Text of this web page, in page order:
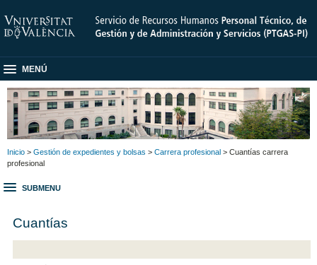
MENÚ
Inicio > Gestión de expedientes y bolsas > Carrera profesional > Cuantías carrera
profesional
SUBMENU
Cuantías